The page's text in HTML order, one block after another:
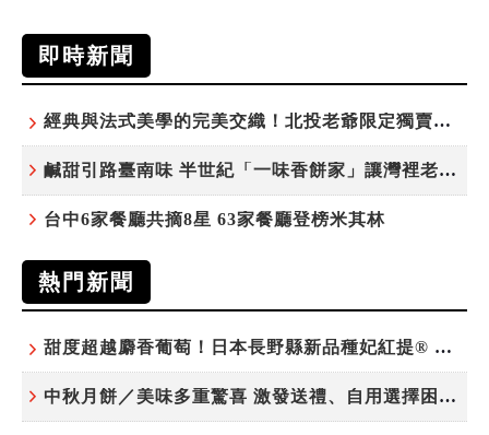
即時新聞
經典與法式美學的完美交織！北投老爺限定獨賣「泉月菠蘿映心」中秋禮盒
鹹甜引路臺南味 半世紀「一味香餅家」讓灣裡老街散發餅香
台中6家餐廳共摘8星 63家餐廳登榜米其林
熱門新聞
甜度超越麝香葡萄！日本長野縣新品種妃紅提® 微風超市限期販售
中秋月餅／美味多重驚喜 激發送禮、自用選擇困難症